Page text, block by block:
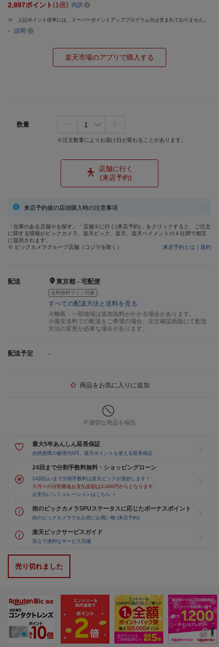
2,897ポイント 1倍 内訳
上記ポイント倍率には、スーパーポイントアッププログラム分は含まれておりません。
- 説明
楽天市場のアプリで購入する
数量
※注文数量によりお届け日が変わることがあります。
店舗に行く
(来店予約)
来店予約後の店頭購入時の注意事項
「在庫のある店舗※を探す」「店舗※に行く(来店予約)」をクリックすると、ご注文
に関する情報がビックカメラ、楽天ビック、楽天、楽天ペイメントの４社間で相互
に提供されます。
※ ビックカメラグループ店舗（コジマを除く）
来店予約とは 規約
配送 東京都 - 宅配便
送料無料ライン対象
すべての配送方法と送料を見る
※離島・一部地域は追加送料がかかる場合があります。
※最安送料での配送をご希望の場合、注文確認画面にて配送
方法の変更が必要な場合があります。
配送予定 -
商品をお気に入りに追加
不適切な商品を報告
最大5年あんしん延長保証
自然故障の修理代0円、楽天ポイントも使える延長保証
24回まで分割手数料無料・ショッピングローン
24回払いまで分割手数料は楽天ビックが負担します！
※月々の分割最低お支払金額は3,000円からとなります。
お支払いシミュレーションはこちら ＞
街のビックカメラSPUステータスに応じたボーナスポイント
街のビックカメラでもお得にお買い物 (来店予約)
楽天ビックサービスガイド
安心で便利なサービス完備
売り切れました